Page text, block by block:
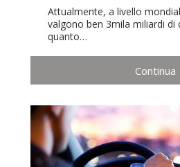
Attualmente, a livello
valgono ben 3mila miliardi di
quanto…
Continua